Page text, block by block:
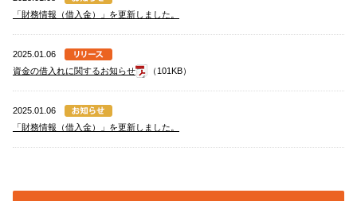
「財務情報（借入金）」を更新しました。
2025.01.06
資金の借入れに関するお知らせ
（101KB）
2025.01.06
「財務情報（借入金）」を更新しました。